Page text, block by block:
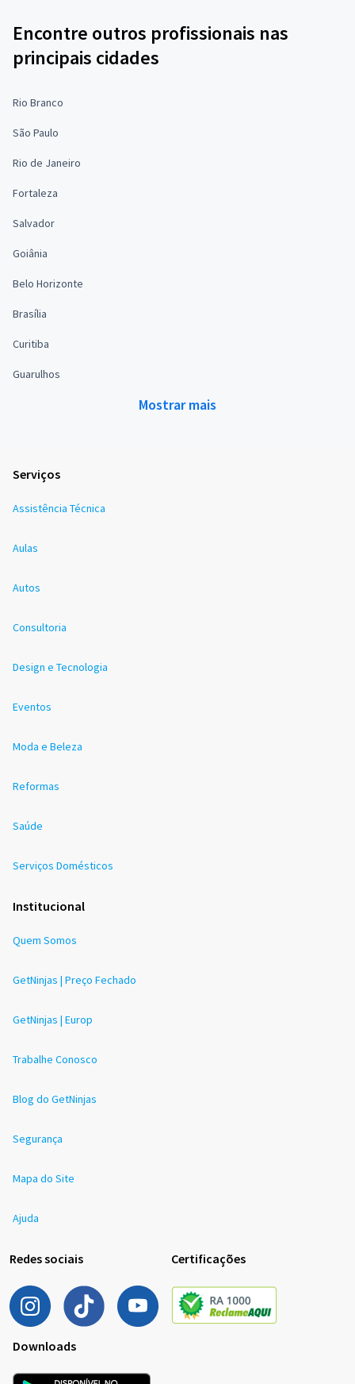
Encontre outros profissionais nas
principais cidades
Rio Branco
São Paulo
Rio de Janeiro
Fortaleza
Salvador
Goiânia
Belo Horizonte
Brasília
Curitiba
Guarulhos
Mostrar mais
Serviços
Assistência Técnica
Aulas
Autos
Consultoria
Design e Tecnologia
Eventos
Moda e Beleza
Reformas
Saúde
Serviços Domésticos
Institucional
Quem Somos
GetNinjas | Preço Fechado
GetNinjas | Europ
Trabalhe Conosco
Blog do GetNinjas
Segurança
Mapa do Site
Ajuda
Redes sociais Certificações
Downloads